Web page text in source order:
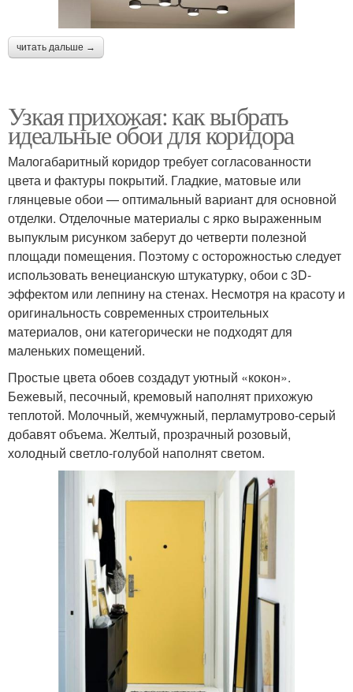
читать дальше →
Узкая прихожая: как выбрать
идеальные обои для коридора
Малогабаритный коридор требует согласованности
цвета и фактуры покрытий. Гладкие, матовые или
глянцевые обои — оптимальный вариант для основной
отделки. Отделочные материалы с ярко выраженным
выпуклым рисунком заберут до четверти полезной
площади помещения. Поэтому с осторожностью следует
использовать венецианскую штукатурку, обои с 3D-
эффектом или лепнину на стенах. Несмотря на красоту и
оригинальность современных строительных
материалов, они категорически не подходят для
маленьких помещений.
Простые цвета обоев создадут уютный «кокон».
Бежевый, песочный, кремовый наполнят прихожую
теплотой. Молочный, жемчужный, перламутрово-серый
добавят объема. Желтый, прозрачный розовый,
холодный светло-голубой наполнят светом.